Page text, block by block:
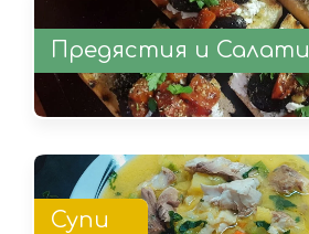
Предястия и Салати
Супи